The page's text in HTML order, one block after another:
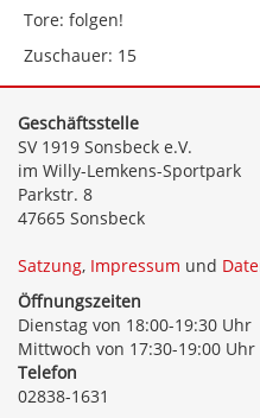
Tore: folgen!
Zuschauer: 15
Geschäftsstelle
SV 1919 Sonsbeck e.V.
im Willy-Lemkens-Sportpark
Parkstr. 8
47665 Sonsbeck
Satzung, Impressum und
Öffnungszeiten
Dienstag von 18:00-19:30 Uhr
Mittwoch von 17:30-19:00 Uhr
Telefon
02838-1631